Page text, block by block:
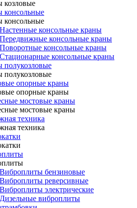
козловые
консольные
консольные
Настенные консольные краны
Передвижные консольные краны
Поворотные консольные краны
Стационарные консольные краны
полукозловые
полукозловые
опорные краны
опорные краны
мостовые краны
мостовые краны
техника
техника
Виброплиты бензиновые
Виброплиты реверсивные
Виброплиты электрические
Дизельные виброплиты